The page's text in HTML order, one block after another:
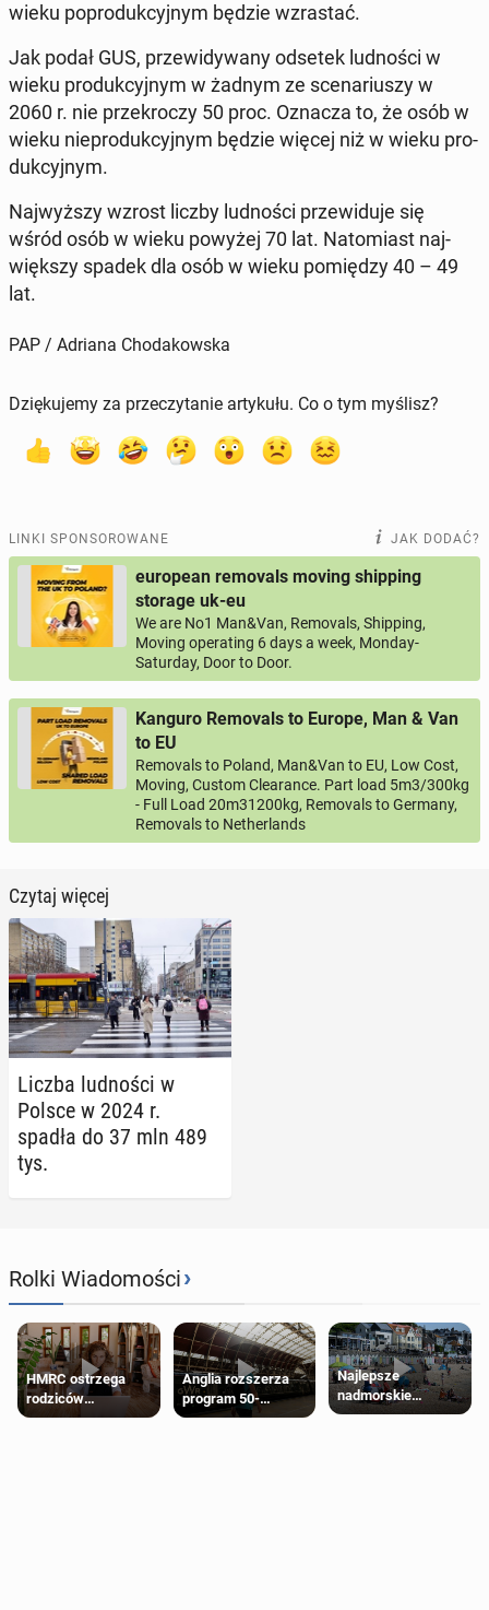
wieku po­pro­duk­cyj­nym będzie wzra­stać.
Jak podał GUS, prze­wi­dy­wa­ny odsetek lud­no­ści w
wieku pro­duk­cyj­nym w żadnym ze sce­na­riu­szy w
2060 r. nie prze­kro­czy 50 proc. Oznacza to, że osób w
wieku nie­pro­duk­cyj­nym będzie więcej niż w wieku pro­
duk­cyj­nym.
Naj­wyż­szy wzrost liczby lud­no­ści prze­wi­du­je się
wśród osób w wieku powyżej 70 lat. Na­to­miast naj­
więk­szy spadek dla osób w wieku po­mię­dzy 40 – 49
lat.
PAP / Adriana Chodakowska
Dziękujemy za przeczytanie artykułu. Co o tym myślisz?
LINKI SPONSOROWANE JAK DODAĆ?
european removals moving shipping
storage uk-eu
We are No1 Man&Van, Removals, Shipping,
Moving operating 6 days a week, Monday-
Saturday, Door to Door.
Kanguro Removals to Europe, Man & Van
to EU
Removals to Poland, Man&Van to EU, Low Cost,
Moving, Custom Clearance. Part load 5m3/300kg
- Full Load 20m31200kg, Removals to Germany,
Removals to Netherlands
Czytaj więcej
Liczba lud­no­ści w
Polsce w 2024 r.
spadła do 37 mln 489
tys.
Rolki Wiadomości›
HMRC ostrzega
rodziców
pobierających Child
Anglia rozszerza
program 50-
procentowych
Najlepsze
nadmorskie
miasteczko blisko